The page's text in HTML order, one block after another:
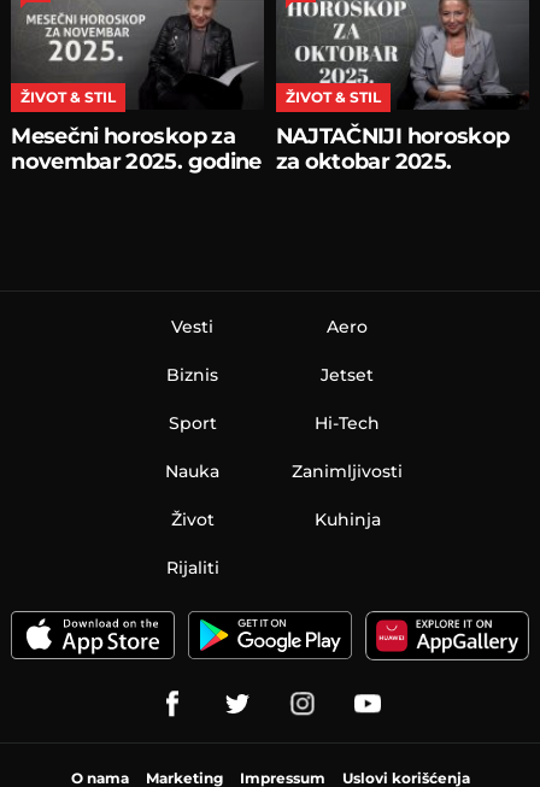
ŽIVOT & STIL
Mesečni horoskop za
novembar 2025. godine
ŽIVOT & STIL
NAJTAČNIJI horoskop
za oktobar 2025.
Vesti
Biznis
Sport
Nauka
Aero
Jetset
Hi-Tech
Zanimljivosti
Život Kuhinja
Rijaliti
O nama Marketing Impressum Uslovi korišćenja